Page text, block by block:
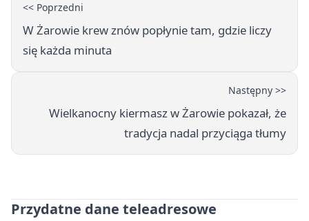
<< Poprzedni
W Żarowie krew znów popłynie tam, gdzie liczy
się każda minuta
Następny >>
Wielkanocny kiermasz w Żarowie pokazał, że
tradycja nadal przyciąga tłumy
Przydatne dane teleadresowe